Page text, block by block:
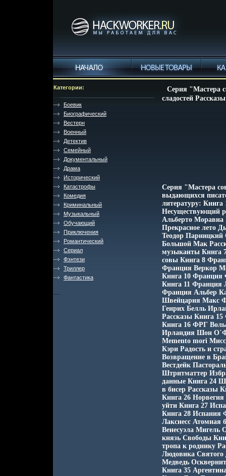
Категории:
Боевик
Биографический
Вестерн
Военный
Детектив
Семейный
Документальный
Драма
Исторический
Катастрофы
Комедия
Криминальный
Музыкальный
Обучающий
Приключения
Романтический
Сериал
Фэнтези
Триллер
Фантастика
Серия "Мастера
сладостей
Серия "Мастера
выдающихся
литературу:
Несуществующий
Альберто Моравиа
Прекрасное лето
Теодор
Большой Мак
музыканты Книга
совы Книга 8
Франция Веркор
Книга 10 Франция
Книга 11 Франция
Франция Альбер
Швейцария Макс
Генрих Белль
Рассказы Книга
Книга 16 ФРГ
Ирландия Шон
Memento mori
Кэри Радость и
Возвращение в
Вестдейк
Штритматтер
данные Книга 24
в бисер Рассказы
Книга 26
уйти Книга 27
Книга 28 Испания
Лакснесс Атомная
Венесуэла Мигель
князь Свободы
тропа к роднику
Людовика
Медведь
Книга 35